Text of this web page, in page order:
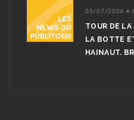
05/07/2026 •
TOUR DE
LA BOTTE
HAINAUT.